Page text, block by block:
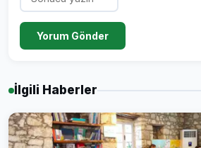
Yorum Gönder
İlgili Haberler